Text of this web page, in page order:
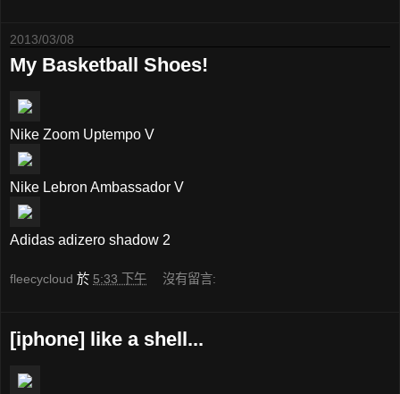
2013/03/08
My Basketball Shoes!
Nike Zoom Uptempo V
Nike Lebron Ambassador V
Adidas adizero shadow 2
fleecycloud 於 5:33 下午 沒有留言:
[iphone] like a shell...